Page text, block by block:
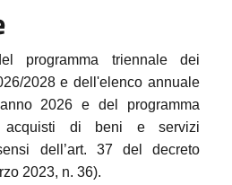
programma triennale dei
2028 e dell'elenco annuale
2026 e del programma
acquisti di beni e servizi
dell’art. 37 del decreto
2023, n. 36).